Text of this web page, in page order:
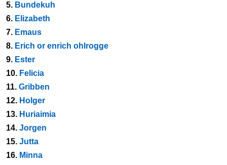
5. Bundekuh
6. Elizabeth
7. Emaus
8. Erich or enrich ohlrogge
9. Ester
10. Felicia
11. Gribben
12. Holger
13. Huriaimia
14. Jorgen
15. Jutta
16. Minna